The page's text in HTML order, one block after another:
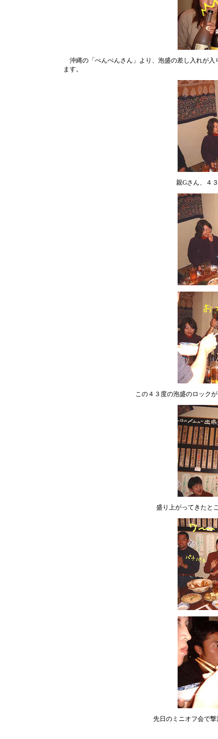
沖縄の「ぺんぺんさん」より、泡盛の差し入れが入
ます。
親Gさん、４
この４３度の泡盛のロック
盛り上がってきたと
先日のミニオフ会で